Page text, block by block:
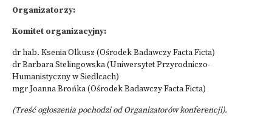
Organizatorzy:
Komitet organizacyjny:
dr hab. Ksenia Olkusz (Ośrodek Badawczy Facta Ficta)
dr Barbara Stelingowska (Uniwersytet Przyrodniczo-
Humanistyczny w Siedlcach)
mgr Joanna Brońka (Ośrodek Badawczy Facta Ficta)
(Treść ogłoszenia pochodzi od Organizatorów konferencji).